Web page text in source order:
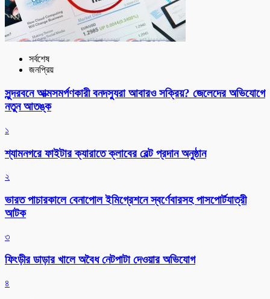
সর্বশেষ
জনপ্রিয়
সুন্দরবনে আত্মসমর্পণকারী বনদস্যুরা আবারও সক্রিয়? জেলেদের অভিযোগে
নতুন আতঙ্ক
১
শ্যামনগরে ফাইটার ক্যারাতে ক্লাবের বেল্ট প্রদান অনুষ্ঠান
২
ভারত পাচারকালে বেনাপোল ইমিগ্রেশনে স্বর্ণেবারসহ পাসপোর্টযাত্রী
আটক
৩
ফিংড়ীর ডাড়ার খালে অবৈধ নেটপাটা দেওয়ার অভিযোগ
৪